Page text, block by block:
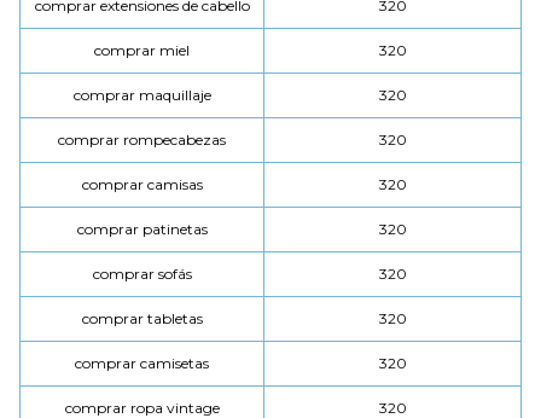
comprar extensiones de cabello 320
comprar miel 320
comprar maquillaje 320
comprar rompecabezas 320
comprar camisas 320
comprar patinetas 320
comprar sofás 320
comprar tabletas 320
comprar camisetas 320
comprar ropa vintage 320